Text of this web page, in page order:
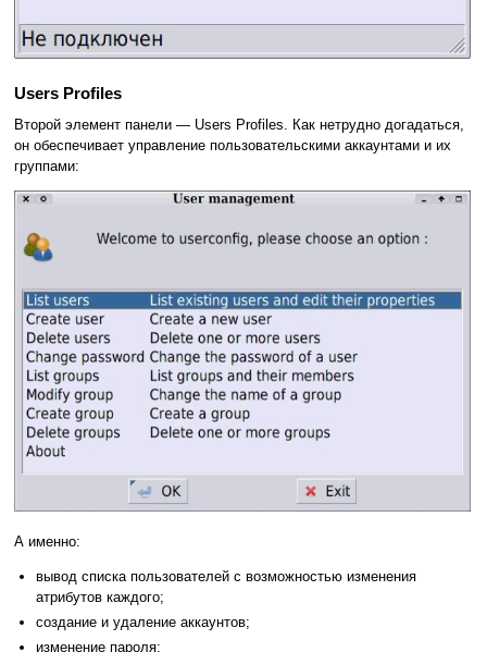
Users Profiles
Второй элемент панели — Users Profiles. Как нетрудно догадаться,
он обеспечивает управление пользовательскими аккаунтами и их
группами:
А именно:
вывод списка пользователей с возможностью изменения
атрибутов каждого;
создание и удаление аккаунтов;
изменение пароля;